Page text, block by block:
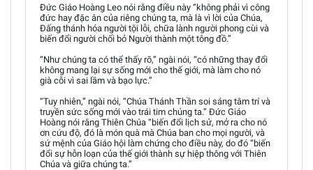
Đức Giáo Hoàng Leo nói rằng điều này “không phải vì công
đức hay đặc ân của riêng chúng ta, mà là vì lời của Chúa,
Đấng thánh hóa người tội lỗi, chữa lành người phong cùi và
biến đổi người chối bỏ Người thành một tông đồ.”
“Như chúng ta có thể thấy rõ,” ngài nói, “có những thay đổi
không mang lại sự sống mới cho thế giới, mà làm cho nó
già cỗi vì sai lầm và bạo lực.”
“Tuy nhiên,” ngài nói, “Chúa Thánh Thần soi sáng tâm trí và
truyền sức sống mới vào trái tim chúng ta.” Đức Giáo
Hoàng nói rằng Thiên Chúa “biến đổi lịch sử, mở ra cho nó
ơn cứu độ, đó là món quà mà Chúa ban cho mọi người, và
sứ mệnh của Giáo hội làm chứng cho điều này, do đó “biến
đổi sự hỗn loạn của thế giới thành sự hiệp thông với Thiên
Chúa và giữa chúng ta.”